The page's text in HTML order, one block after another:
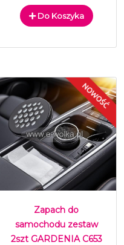
Do Koszyka
Zapach do
samochodu zestaw
2szt GARDENIA C653